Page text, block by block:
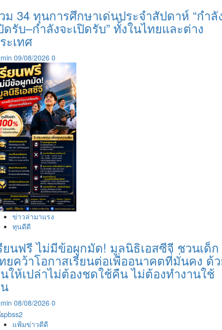
ม 34 ทุนการศึกษาเด่นประจำสัปดาห์ “กำลั
ดรับ–กำลังจะเปิดรับ” ทั้งในไทยและต่าง
ะเทศ
09/08/2026 0
ข่าวล่ามาแรง
ทุนดีดี
ยนฟรี ไม่มีข้อผูกมัด! มูลนิธิเอสซีจี ชวนเด็ก
ยคว้าโอกาสเรียนต่อเพื่ออนาคตที่มั่นคง ด้
ให้เปล่าไม่ต้องชดใช้คืน ไม่ต้องทำงานใช้
08/08/2026 0
แฟ้มข่าวดีดี